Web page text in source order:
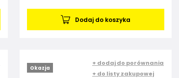
Dodaj do koszyka
Okazja
+ dodaj do porównania
+ do listy zakupowej